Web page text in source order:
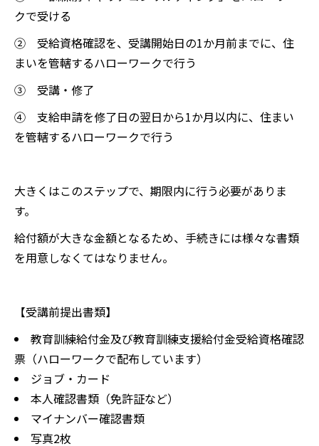
クで受ける
② 受給資格確認を、受講開始日の1か月前までに、住
まいを管轄するハローワークで行う
③ 受講・修了
④ 支給申請を修了日の翌日から1か月以内に、住まい
を管轄するハローワークで行う
大きくはこのステップで、期限内に行う必要がありま
す。
給付額が大きな金額となるため、手続きには様々な書類
を用意しなくてはなりません。
【受講前提出書類】
教育訓練給付金及び教育訓練支援給付金受給資格確認
票（ハローワークで配布しています）
ジョブ・カード
本人確認書類（免許証など）
マイナンバー確認書類
写真2枚